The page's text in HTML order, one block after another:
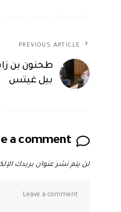
PREVIOUS ARTICLE
طحنون بن
بيل غيتس
a comment
لن يتم نشر عنوان بريدك